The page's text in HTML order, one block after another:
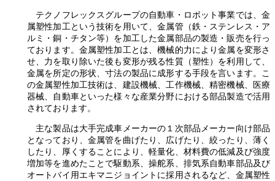
テクノフレックスグループの自動車・ロボット事業では、金
属塑性加工という技術を用いて、金属管（鉄・ステンレス・ア
ルミ・銅・チタン等）を加工した金属部品の製造・販売を行っ
ております。金属塑性加工とは、機械的力により金属を変形さ
せ、力を取り除いた後も変形が残る性質（塑性）を利用して、
金属を所定の形状、寸法の製品に成形する手段を言います。こ
の金属塑性加工技術は、建設機械、工作機械、精密機械、医療
器械、自動車といった様々な産業分野における部品製造で活用
されております。
主な製品は大手完成車メーカーの１次部品メーカー向け部品
となっており、金属管を曲げたり、広げたり、絞ったり、薄く
したり、厚くすることにより、軽量化、材料費の低減及び強度
増加等を進めたことで駆動系、操舵系、排気系自動車部品及び
オートバイ用エキマニジョイントに採用されるなど、金属塑性